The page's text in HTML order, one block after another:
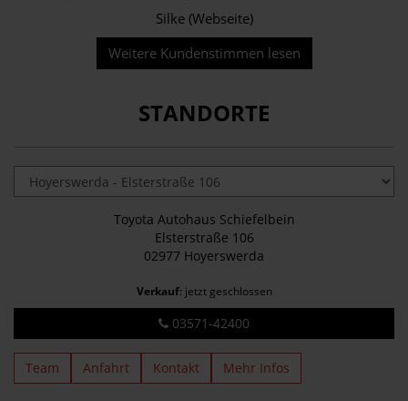
Silke (Webseite)
Weitere Kundenstimmen lesen
STANDORTE
Toyota Autohaus Schiefelbein
Elsterstraße 106
02977 Hoyerswerda
Verkauf: jetzt geschlossen
03571-42400
Team Anfahrt Kontakt Mehr Infos